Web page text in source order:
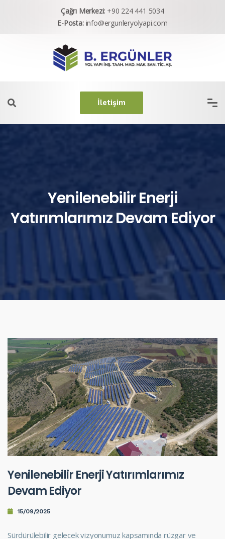
Çağrı Merkezi: +90 224 441 5034
E-Posta: info@ergunleryolyapi.com
İletişim
Yenilenebilir Enerji
Yatırımlarımız Devam Ediyor
Yenilenebilir Enerji Yatırımlarımız
Devam Ediyor
15/09/2025
Sürdürülebilir gelecek vizyonumuz kapsamında rüzgar ve